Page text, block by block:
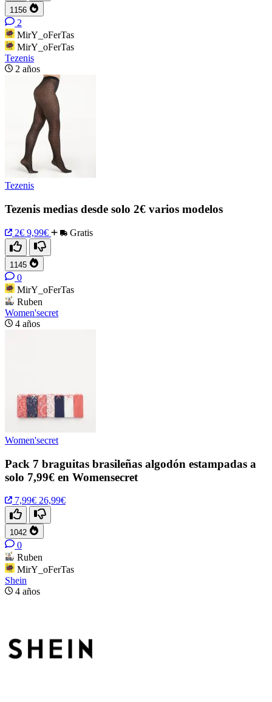
1156
2
MirY_oFerTas
MirY_oFerTas
Tezenis
2 años
Tezenis
Tezenis medias desde solo 2€ varios modelos
2€ 9,99€ Gratis
1145
0
MirY_oFerTas
Ruben
Women'secret
4 años
Women'secret
Pack 7 braguitas brasileñas algodón estampadas a
solo 7,99€ en Womensecret
7,99€ 26,99€
1042
0
Ruben
MirY_oFerTas
Shein
4 años